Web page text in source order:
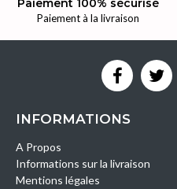
Paiement 100% sécurisé
Paiement à la livraison
INFORMATIONS
A Propos
Informations sur la livraison
Mentions légales